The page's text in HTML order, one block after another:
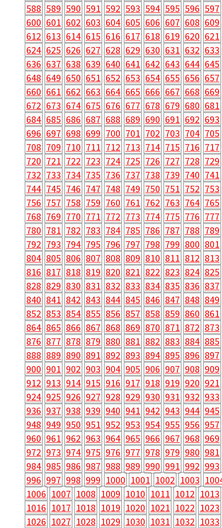
588 589 590 591 592 593 594 595 596 597
600 601 602 603 604 605 606 607 608 609
612 613 614 615 616 617 618 619 620 621
624 625 626 627 628 629 630 631 632 633
636 637 638 639 640 641 642 643 644 645
648 649 650 651 652 653 654 655 656 657
660 661 662 663 664 665 666 667 668 669
672 673 674 675 676 677 678 679 680 681
684 685 686 687 688 689 690 691 692 693
696 697 698 699 700 701 702 703 704 705
708 709 710 711 712 713 714 715 716 717
720 721 722 723 724 725 726 727 728 729
732 733 734 735 736 737 738 739 740 741
744 745 746 747 748 749 750 751 752 753
756 757 758 759 760 761 762 763 764 765
768 769 770 771 772 773 774 775 776 777
780 781 782 783 784 785 786 787 788 789
792 793 794 795 796 797 798 799 800 801
804 805 806 807 808 809 810 811 812 813
816 817 818 819 820 821 822 823 824 825
828 829 830 831 832 833 834 835 836 837
840 841 842 843 844 845 846 847 848 849
852 853 854 855 856 857 858 859 860 861
864 865 866 867 868 869 870 871 872 873
876 877 878 879 880 881 882 883 884 885
888 889 890 891 892 893 894 895 896 897
900 901 902 903 904 905 906 907 908 909
912 913 914 915 916 917 918 919 920 921
924 925 926 927 928 929 930 931 932 933
936 937 938 939 940 941 942 943 944 945
948 949 950 951 952 953 954 955 956 957
960 961 962 963 964 965 966 967 968 969
972 973 974 975 976 977 978 979 980 981
984 985 986 987 988 989 990 991 992 993
996 997 998 999 1000 1001 1002 1003
1006 1007 1008 1009 1010 1011 1012 1013
1016 1017 1018 1019 1020 1021 1022 1023
1026 1027 1028 1029 1030 1031 1032 1033